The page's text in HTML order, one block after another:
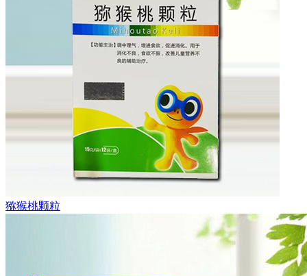
猕猴桃颗粒